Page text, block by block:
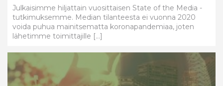
Julkaisimme hiljattain vuosittaisen State of the Media -
tutkimuksemme. Median tilanteesta ei vuonna 2020
voida puhua mainitsematta koronapandemiaa, joten
lähetimme toimittajille […]